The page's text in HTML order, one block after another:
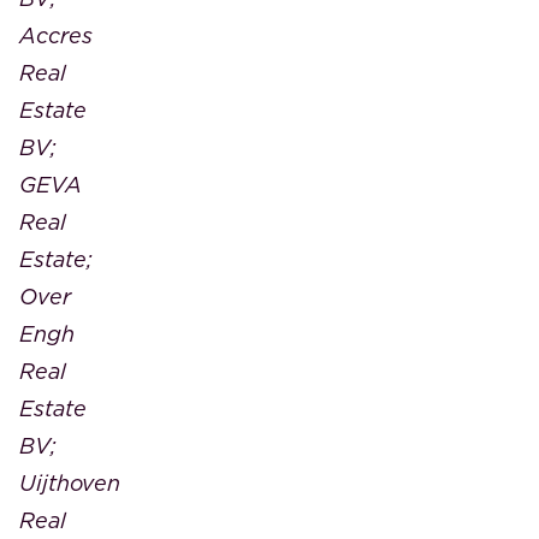
Accres
Real
Estate
BV;
GEVA
Real
Estate;
Over
Engh
Real
Estate
BV;
Uijthoven
Real